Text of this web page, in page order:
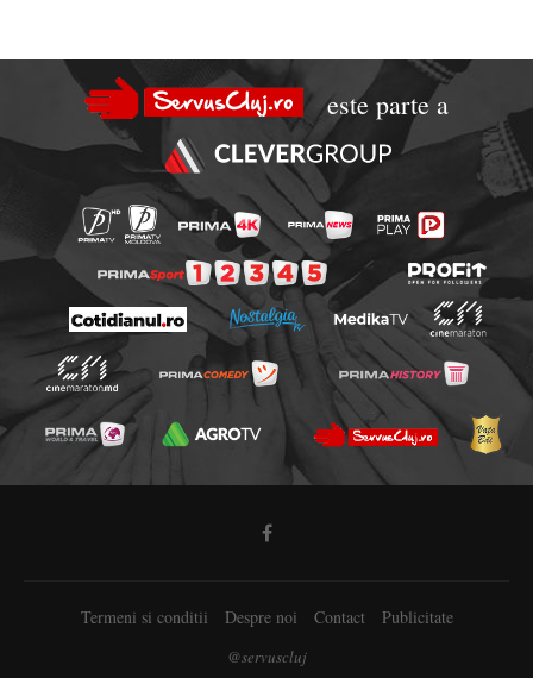
este parte a
Termeni si conditii Despre noi Contact Publicitate
@servuscluj